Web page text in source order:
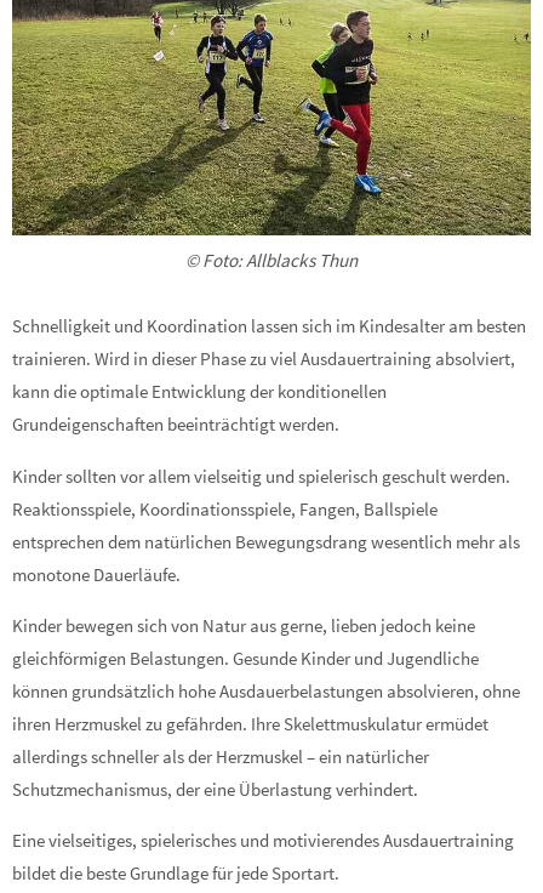
© Foto: Allblacks Thun
Schnelligkeit und Koordination lassen sich im Kindesalter am besten
trainieren. Wird in dieser Phase zu viel Ausdauertraining absolviert,
kann die optimale Entwicklung der konditionellen
Grundeigenschaften beeinträchtigt werden.
Kinder sollten vor allem vielseitig und spielerisch geschult werden.
Reaktionsspiele, Koordinationsspiele, Fangen, Ballspiele
entsprechen dem natürlichen Bewegungsdrang wesentlich mehr als
monotone Dauerläufe.
Kinder bewegen sich von Natur aus gerne, lieben jedoch keine
gleichförmigen Belastungen. Gesunde Kinder und Jugendliche
können grundsätzlich hohe Ausdauerbelastungen absolvieren, ohne
ihren Herzmuskel zu gefährden. Ihre Skelettmuskulatur ermüdet
allerdings schneller als der Herzmuskel – ein natürlicher
Schutzmechanismus, der eine Überlastung verhindert.
Eine vielseitiges, spielerisches und motivierendes Ausdauertraining
bildet die beste Grundlage für jede Sportart.